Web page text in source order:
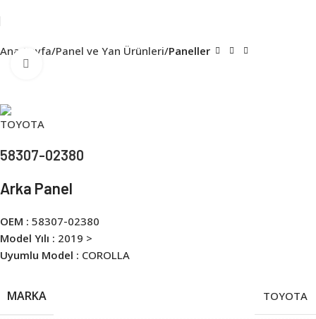
Ana Sayfa Panel ve Yan Ürünleri Paneller
58307-02380
Arka Panel
OEM : 58307-02380
Model Yılı : 2019 >
Uyumlu Model : COROLLA
MARKA TOYOTA